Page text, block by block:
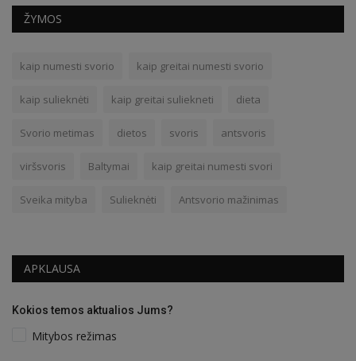
ŽYMOS
kaip numesti svorio kaip greitai numesti svorio
kaip sulieknėti kaip greitai suliekneti dieta
Svorio metimas dietos svoris antsvoris
viršsvoris Baltymai kaip greitai numesti svori
Sveika mityba Sulieknėti Antsvorio mažinimas
APKLAUSA
Kokios temos aktualios Jums?
Mitybos režimas